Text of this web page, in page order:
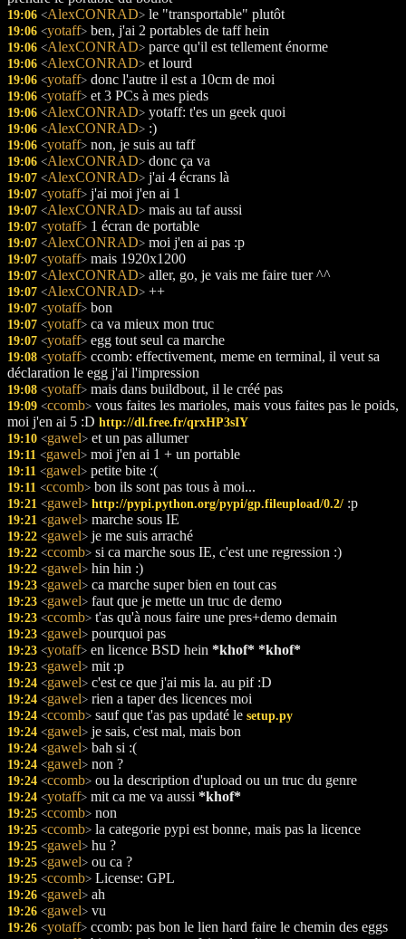
19:06 <AlexCONRAD> le "transportable" plutôt
19:06 <yotaff> ben, j'ai 2 portables de taff hein
19:06 <AlexCONRAD> parce qu'il est tellement énorme
19:06 <AlexCONRAD> et lourd
19:06 <yotaff> donc l'autre il est a 10cm de moi
19:06 <yotaff> et 3 PCs à mes pieds
19:06 <AlexCONRAD> yotaff: t'es un geek quoi
19:06 <AlexCONRAD> :)
19:06 <yotaff> non, je suis au taff
19:06 <AlexCONRAD> donc ça va
19:07 <AlexCONRAD> j'ai 4 écrans là
19:07 <yotaff> j'ai moi j'en ai 1
19:07 <AlexCONRAD> mais au taf aussi
19:07 <yotaff> 1 écran de portable
19:07 <AlexCONRAD> moi j'en ai pas :p
19:07 <yotaff> mais 1920x1200
19:07 <AlexCONRAD> aller, go, je vais me faire tuer ^^
19:07 <AlexCONRAD> ++
19:07 <yotaff> bon
19:07 <yotaff> ca va mieux mon truc
19:07 <yotaff> egg tout seul ca marche
19:08 <yotaff> ccomb: effectivement, meme en terminal, il veut sa
déclaration le egg j'ai l'impression
19:08 <yotaff> mais dans buildbout, il le créé pas
19:09 <ccomb> vous faites les marioles, mais vous faites pas le poids,
moi j'en ai 5 :D http://dl.free.fr/qrxHP3sIY
19:10 <gawel> et un pas allumer
19:11 <gawel> moi j'en ai 1 + un portable
19:11 <gawel> petite bite :(
19:11 <ccomb> bon ils sont pas tous à moi...
19:21 <gawel> http://pypi.python.org/pypi/gp.fileupload/0.2/ :p
19:21 <gawel> marche sous IE
19:22 <gawel> je me suis arraché
19:22 <ccomb> si ca marche sous IE, c'est une regression :)
19:22 <gawel> hin hin :)
19:23 <gawel> ca marche super bien en tout cas
19:23 <gawel> faut que je mette un truc de demo
19:23 <ccomb> t'as qu'à nous faire une pres+demo demain
19:23 <gawel> pourquoi pas
19:23 <yotaff> en licence BSD hein *khof* *khof*
19:23 <gawel> mit :p
19:24 <gawel> c'est ce que j'ai mis la. au pif :D
19:24 <gawel> rien a taper des licences moi
19:24 <ccomb> sauf que t'as pas updaté le setup.py
19:24 <gawel> je sais, c'est mal, mais bon
19:24 <gawel> bah si :(
19:24 <gawel> non ?
19:24 <ccomb> ou la description d'upload ou un truc du genre
19:24 <yotaff> mit ca me va aussi *khof*
19:25 <ccomb> non
19:25 <ccomb> la categorie pypi est bonne, mais pas la licence
19:25 <gawel> hu ?
19:25 <gawel> ou ca ?
19:25 <ccomb> License: GPL
19:26 <gawel> ah
19:26 <gawel> vu
19:26 <yotaff> ccomb: pas bon le lien hard faire le chemin des eggs